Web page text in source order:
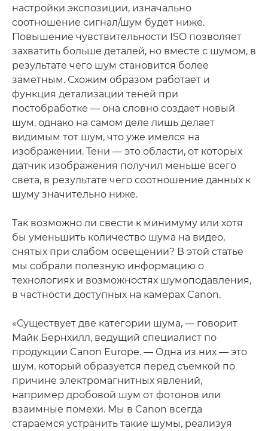
настройки экспозиции, изначально
соотношение сигнал/шум будет ниже.
Повышение чувствительности ISO позволяет
захватить больше деталей, но вместе с шумом, в
результате чего шум становится более
заметным. Схожим образом работает и
функция детализации теней при
постобработке — она словно создает новый
шум, однако на самом деле лишь делает
видимым тот шум, что уже имелся на
изображении. Тени — это области, от которых
датчик изображения получил меньше всего
света, в результате чего соотношение данных к
шуму значительно ниже.
Так возможно ли свести к минимуму или хотя
бы уменьшить количество шума на видео,
снятых при слабом освещении? В этой статье
мы собрали полезную информацию о
технологиях и возможностях шумоподавления,
в частности доступных на камерах Canon.
«Существует две категории шума, — говорит
Майк Бернхилл, ведущий специалист по
продукции Canon Europe. — Одна из них — это
шум, который образуется перед съемкой по
причине электромагнитных явлений,
например дробовой шум от фотонов или
взаимные помехи. Мы в Canon всегда
стараемся устранить такие шумы, реализуя